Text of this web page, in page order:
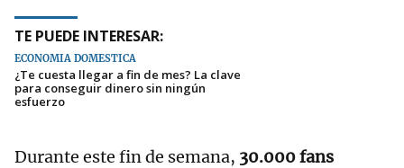
TE PUEDE INTERESAR:
ECONOMÍA DOMÉSTICA
¿Te cuesta llegar a fin de mes? La clave
para conseguir dinero sin ningún
esfuerzo
Durante este fin de semana, 30.000 fans